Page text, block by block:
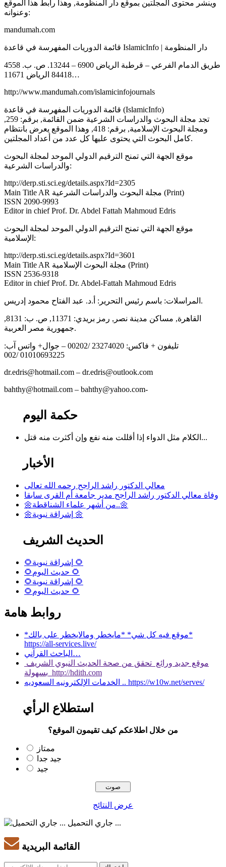
وينشر محتوى المجلتين بموقع دار المنظومة, وهذا رابط هذا الموقع
وعنوانه:
mandumah.com
قائمة الدوريات المفهرسة في قاعدة IslamicInfo | دار المنظومة
4558 طريق الدمام الفرعي – قرطبة الرياض 6900 – 13244. ص. ب.
84418 الرياض 11671…
http://www.mandumah.com/islamicinfojournals
قائمة الدوريات المفهرسة في قاعدة (IslamicInfo)
تجد مجلة البحوث والدراسات الشرعية ضمن القائمة, برقم: 259,
ومجلة البحوث الإسلامية, برقم: 418, وهذا الموقع يعرض بانتظام
كامل البحوث التي يحتوى عليها كل عدد من أعداد المجلتين.
موقع الجهة التي تمنح الترقيم الدولي الموحد لمجلة البحوث
والدراسات الشرعية:
http://derp.sti.sci.eg/details.aspx?Id=2305
Main Title AR مجلة البحوث والدراسات الشرعية (Print)
ISSN 2090-9993
Editor in chief Prof. Dr. Abdel Fattah Mahmoud Edris
موقع الجهة التي تمنح الترقيم الدولي الموحد لمجلة البحوث
الإسلامية:
http://derp.sti.sci.eg/details.aspx?Id=3601
Main Title AR مجلة البحوث الإسلامية (Print)
ISSN 2536-9318
Editor in chief Prof. Dr. Abdel-Fattah Mahmoud Edris
المراسلات: باسم رئيس التحرير: أ.د. عبد الفتاح محمود إدريس.
القاهرة, مساكن مدينة نصر, رمز بريدي: 11371, ص. ب: 8131,
جمهورية مصر العربية.
تليفون + فاكس: 23274020 /00202 – جوال+ واتس آب:
01010693225 /002
dr.edris@hotmail.com – dr.edris@outlook.com
bahthy@hotmail.com – bahthy@yahoo.com-
حكمة اليوم
الكلام مثل الدواء إذا أقللت منه نفع وإن أكثرت منه قتل...
الأخبار
معالي الدكتور راشد الراجح رحمه الله تعالى
وفاة معالي الدكتور راشد الراجح مدير جامعة أم القرى سابقا
🌼من أشهر علماء الشناقطة..🌼
🌼إشراقة نبوية 🌼
الحديث الشريف
🌻إشراقة نبوية 🌻
🌻حديث اليوم 🌻
🌻إشراقة نبوية 🌻
🌻حديث اليوم 🌻
روابط هامة
*موقع فيه كل شي* *مايخطر ومالايخطر على بالك*
https://all-services.live/
الباحث القرآني…
موقع جديد ورائع تحقق من صحة الحديث النبوي الشريف
بسهولة http://hdith.com
الخدمات الإلكترونيه السعوديه .. https://w10w.net/serves/
استطلاع الرأي
من خلال اطلاعكم كيف تقيمون الموقع؟
ممتاز
جيد جدا
جيد
عرض النتائج
جاري التحميل ...
القائمة البريدية